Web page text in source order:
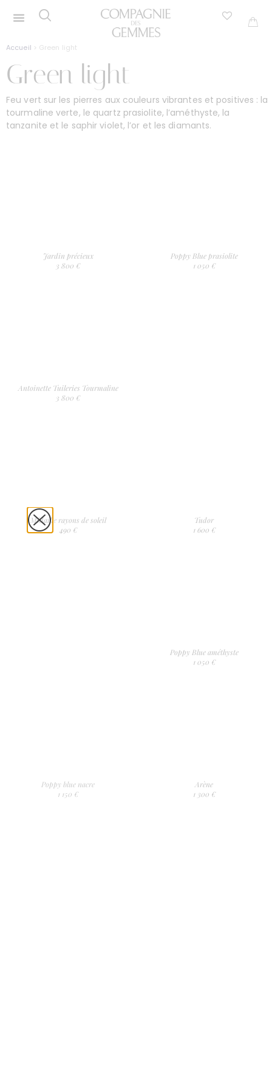
Accueil > Green light
Green light
Feu vert sur les pierres aux couleurs vibrantes et positives : la
tourmaline verte, le quartz prasiolite, l’améthyste, la
tanzanite et le saphir violet, l’or et les diamants.
Jardin précieux
3 800 €
Poppy Blue prasiolite
1 050 €
Antoinette Tuileries Tourmaline
3 800 €
Médaille rayons de soleil
490 €
Tudor
1 600 €
Poppy Blue améthyste
1 050 €
Poppy blue nacre
1 150 €
Arène
1 300 €